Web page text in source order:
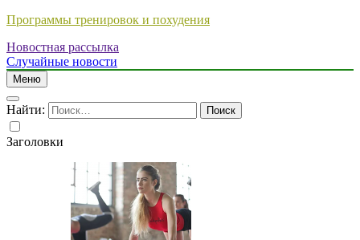
Программы тренировок и похудения
Новостная рассылка
Случайные новости
Меню
Найти:
Заголовки